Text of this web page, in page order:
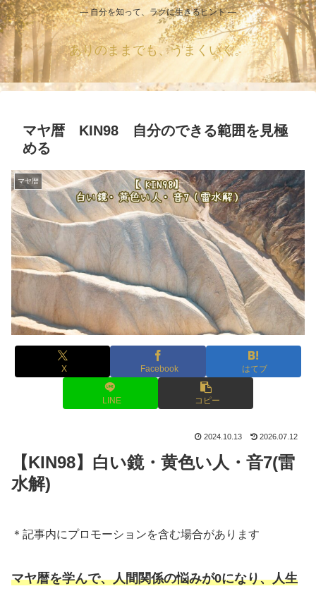
― 自分を知って、ラクに生きるヒント ―
ありのままでも、うまくいく。
マヤ暦 KIN98 自分のできる範囲を見極
める
マヤ暦
X Facebook はてブ
LINE コピー
2024.10.13 2026.07.12
【KIN98】白い鏡・黄色い人・音7(雷
水解)
＊記事内にプロモーションを含む場合があります
マヤ暦を学んで、人間関係の悩みが0になり、人生